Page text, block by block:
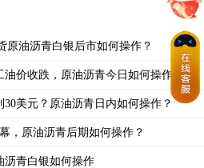
原油沥青白银后市如何操作？
油价收跌，原油沥青今日如何操作？
美元？原油沥青日内如何操作？
，原油沥青后期如何操作？
沥青白银如何操作